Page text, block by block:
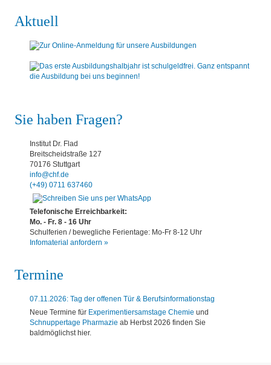
Aktuell
Sie haben Fragen?
Institut Dr. Flad
Breitscheidstraße 127
70176 Stuttgart
info@chf.de
(+49) 0711 637460
Telefonische Erreichbarkeit:
Mo. - Fr. 8 - 16 Uhr
Schulferien / bewegliche Ferientage: Mo-Fr 8-12 Uhr
Infomaterial anfordern »
Termine
07.11.2026: Tag der offenen Tür & Berufsinformationstag
Neue Termine für Experimentiersamstage Chemie und
Schnuppertage Pharmazie ab Herbst 2026 finden Sie
baldmöglichst hier.